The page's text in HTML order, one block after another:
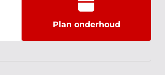
Plan onderhoud